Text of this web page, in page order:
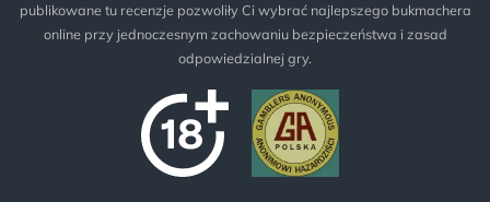
publikowane tu recenzje pozwoliły Ci wybrać najlepszego bukmachera
online przy jednoczesnym zachowaniu bezpieczeństwa i zasad
odpowiedzialnej gry.